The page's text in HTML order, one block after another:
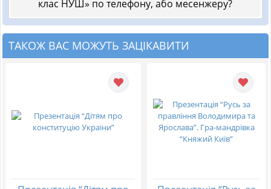
клас НУШ» по телефону, або месенжеру?
ТАКОЖ ВАС МОЖУТЬ ЗАЦІКАВИТИ